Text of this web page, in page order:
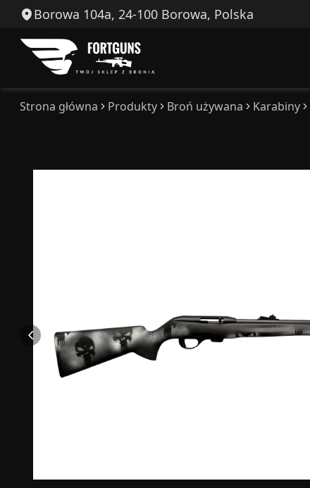
Borowa 104a, 24-100 Borowa, Polska
Strona główna Produkty Broń używana Karabiny